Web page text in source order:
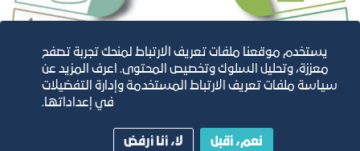
يستخدم موقعنا ملفات تعريف الارتباط لمنحك تجربة تصفح
معززة، وتحليل السلوك وتخصيص المحتوى. اعرف المزيد عن
سياسة ملفات تعريف الارتباط المستخدمة وإدارة التفضيلات
في إعداداتها.
نعم، أقبل لا، أنا أرفض